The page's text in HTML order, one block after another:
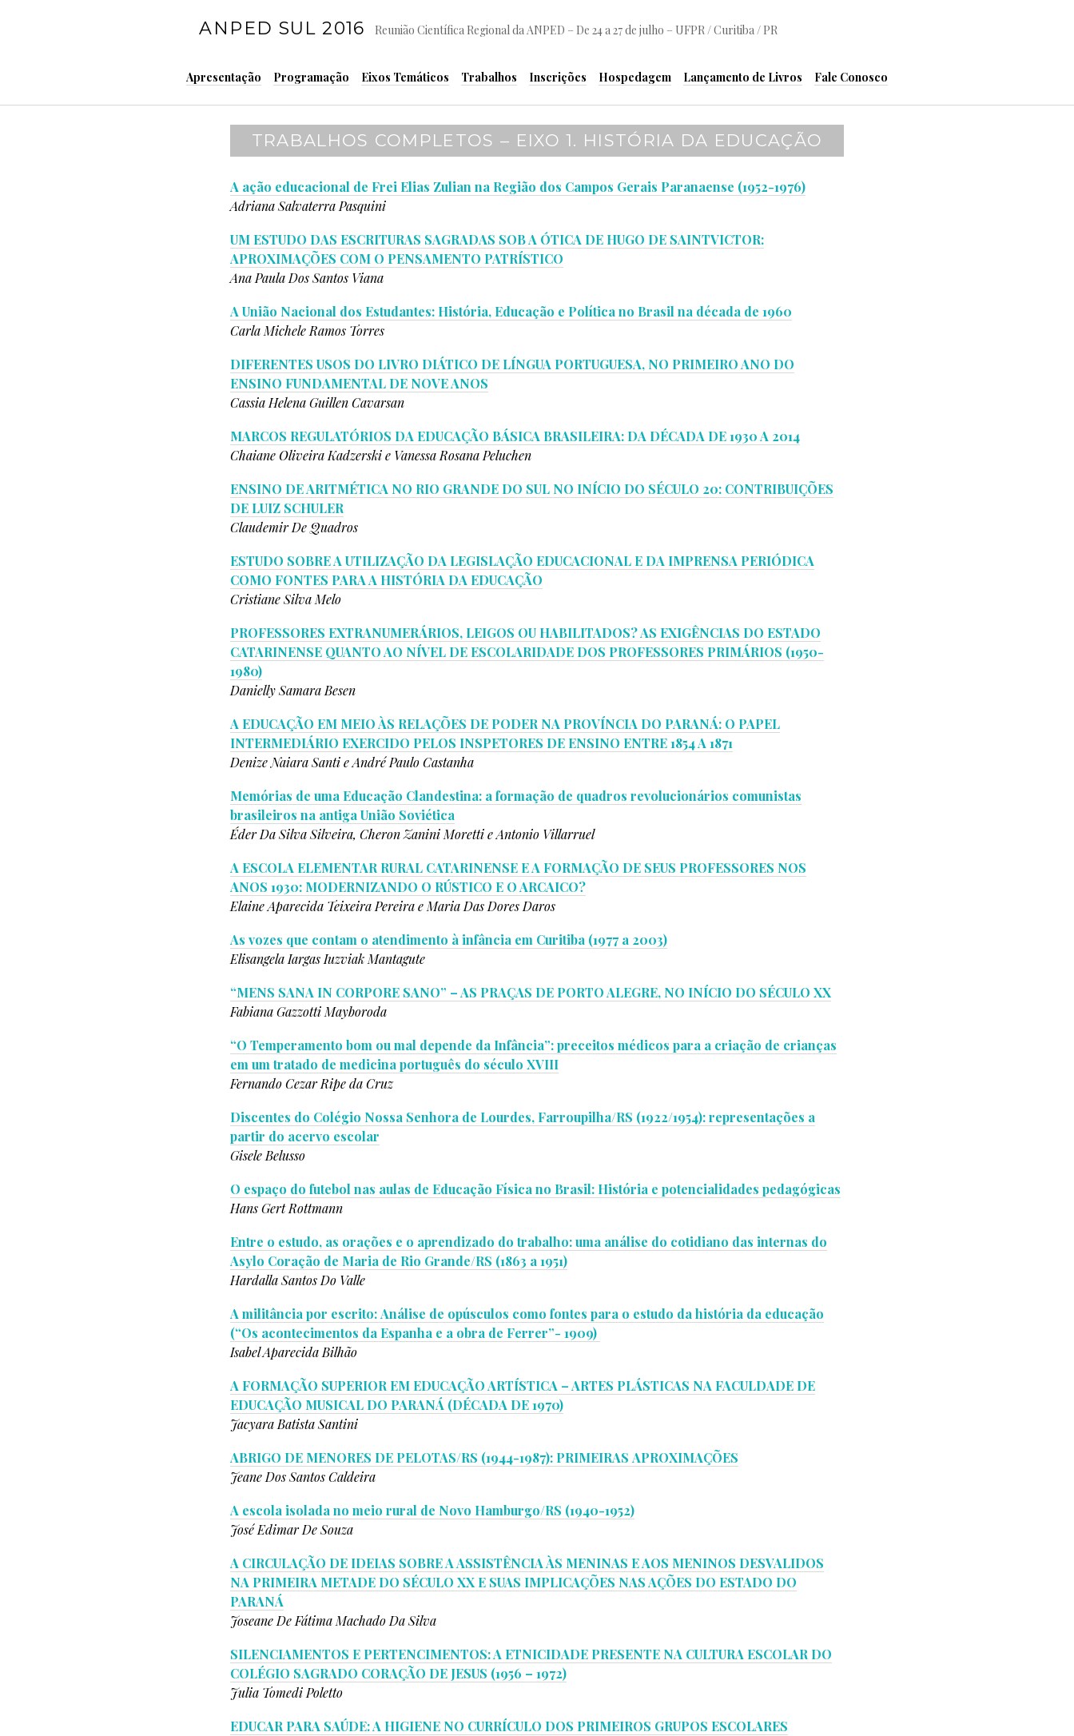
p
ANPED SUL 2016 Reunião Científica Regional da ANPED – De 24 a 27 de julho – UFPR / Curitiba / PR
Apresentação Programação Eixos Temáticos Trabalhos Inscrições Hospedagem Lançamento de Livros Fale Conosco
TRABALHOS COMPLETOS – EIXO 1. HISTÓRIA DA EDUCAÇÃO
A ação educacional de Frei Elias Zulian na Região dos Campos Gerais Paranaense (1952-1976)
Adriana Salvaterra Pasquini
UM ESTUDO DAS ESCRITURAS SAGRADAS SOB A ÓTICA DE HUGO DE SAINTVICTOR:
APROXIMAÇÕES COM O PENSAMENTO PATRÍSTICO
Ana Paula Dos Santos Viana
A União Nacional dos Estudantes: História, Educação e Política no Brasil na década de 1960
Carla Michele Ramos Torres
DIFERENTES USOS DO LIVRO DIÁTICO DE LÍNGUA PORTUGUESA, NO PRIMEIRO ANO DO
ENSINO FUNDAMENTAL DE NOVE ANOS
Cassia Helena Guillen Cavarsan
MARCOS REGULATÓRIOS DA EDUCAÇÃO BÁSICA BRASILEIRA: DA DÉCADA DE 1930 A 2014
Chaiane Oliveira Kadzerski e Vanessa Rosana Peluchen
ENSINO DE ARITMÉTICA NO RIO GRANDE DO SUL NO INÍCIO DO SÉCULO 20: CONTRIBUIÇÕES
DE LUIZ SCHULER
Claudemir De Quadros
ESTUDO SOBRE A UTILIZAÇÃO DA LEGISLAÇÃO EDUCACIONAL E DA IMPRENSA PERIÓDICA
COMO FONTES PARA A HISTÓRIA DA EDUCAÇÃO
Cristiane Silva Melo
PROFESSORES EXTRANUMERÁRIOS, LEIGOS OU HABILITADOS? AS EXIGÊNCIAS DO ESTADO
CATARINENSE QUANTO AO NÍVEL DE ESCOLARIDADE DOS PROFESSORES PRIMÁRIOS (1950-
1980)
Danielly Samara Besen
A EDUCAÇÃO EM MEIO ÀS RELAÇÕES DE PODER NA PROVÍNCIA DO PARANÁ: O PAPEL
INTERMEDIÁRIO EXERCIDO PELOS INSPETORES DE ENSINO ENTRE 1854 A 1871
Denize Naiara Santi e André Paulo Castanha
Memórias de uma Educação Clandestina: a formação de quadros revolucionários comunistas
brasileiros na antiga União Soviética
Éder Da Silva Silveira, Cheron Zanini Moretti e Antonio Villarruel
A ESCOLA ELEMENTAR RURAL CATARINENSE E A FORMAÇÃO DE SEUS PROFESSORES NOS
ANOS 1930: MODERNIZANDO O RÚSTICO E O ARCAICO?
Elaine Aparecida Teixeira Pereira e Maria Das Dores Daros
As vozes que contam o atendimento à infância em Curitiba (1977 a 2003)
Elisangela Iargas Iuzviak Mantagute
“MENS SANA IN CORPORE SANO” – AS PRAÇAS DE PORTO ALEGRE, NO INÍCIO DO SÉCULO XX
Fabiana Gazzotti Mayboroda
“O Temperamento bom ou mal depende da Infância”: preceitos médicos para a criação de crianças
em um tratado de medicina português do século XVIII
Fernando Cezar Ripe da Cruz
Discentes do Colégio Nossa Senhora de Lourdes, Farroupilha/RS (1922/1954): representações a
partir do acervo escolar
Gisele Belusso
O espaço do futebol nas aulas de Educação Física no Brasil: História e potencialidades pedagógicas
Hans Gert Rottmann
Entre o estudo, as orações e o aprendizado do trabalho: uma análise do cotidiano das internas do
Asylo Coração de Maria de Rio Grande/RS (1863 a 1951)
Hardalla Santos Do Valle
A militância por escrito: Análise de opúsculos como fontes para o estudo da história da educação
(“Os acontecimentos da Espanha e a obra de Ferrer”- 1909)
Isabel Aparecida Bilhão
A FORMAÇÃO SUPERIOR EM EDUCAÇÃO ARTÍSTICA – ARTES PLÁSTICAS NA FACULDADE DE
EDUCAÇÃO MUSICAL DO PARANÁ (DÉCADA DE 1970)
Jacyara Batista Santini
ABRIGO DE MENORES DE PELOTAS/RS (1944-1987): PRIMEIRAS APROXIMAÇÕES
Jeane Dos Santos Caldeira
A escola isolada no meio rural de Novo Hamburgo/RS (1940-1952)
José Edimar De Souza
A CIRCULAÇÃO DE IDEIAS SOBRE A ASSISTÊNCIA ÀS MENINAS E AOS MENINOS DESVALIDOS
NA PRIMEIRA METADE DO SÉCULO XX E SUAS IMPLICAÇÕES NAS AÇÕES DO ESTADO DO
PARANÁ
Joseane De Fátima Machado Da Silva
SILENCIAMENTOS E PERTENCIMENTOS: A ETNICIDADE PRESENTE NA CULTURA ESCOLAR DO
COLÉGIO SAGRADO CORAÇÃO DE JESUS (1956 – 1972)
Julia Tomedi Poletto
EDUCAR PARA SAÚDE: A HIGIENE NO CURRÍCULO DOS PRIMEIROS GRUPOS ESCOLARES